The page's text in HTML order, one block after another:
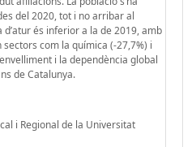
del 2020, tot i no arribar al
d’atur és inferior a la de 2019, amb
com la química (-27,7%) i
i la dependència global
de Catalunya.
i Regional de la Universitat